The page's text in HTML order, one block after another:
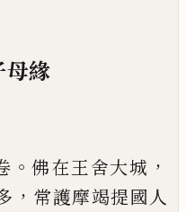
母緣
。 佛在王舍大城 ，
， 常護摩竭提國人